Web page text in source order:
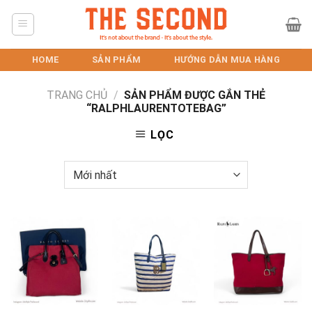
HOME SẢN PHẨM HƯỚNG DẪN MUA HÀNG
TRANG CHỦ / SẢN PHẨM ĐƯỢC GẮN THẺ
“RALPHLAURENTOTEBAG”
LỌC